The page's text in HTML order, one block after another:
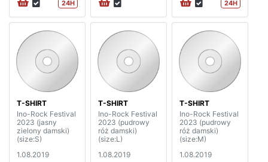
24H 24H
T-SHIRT
Ino-Rock Festival
2023 (jasny
zielony damski)
(size:S)
1.08.2019
T-SHIRT
Ino-Rock Festival
2023 (pudrowy
róż damski)
(size:L)
1.08.2019
T-SHIRT
Ino-Rock Festival
2023 (pudrowy
róż damski)
(size:M)
1.08.2019